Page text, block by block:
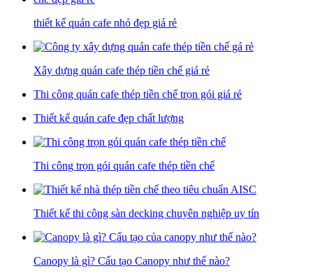
thiết kế quán cafe nhỏ đẹp giá rẻ
Xây dựng quán cafe thép tiền chế giá rẻ
Thi công quán cafe thép tiền chế trọn gói giá rẻ
Thiết kế quán cafe đẹp chất lượng
Thi công trọn gói quán cafe thép tiền chế
Thiết kế thi công sàn decking chuyên nghiệp uy tín
Canopy là gì? Cấu tạo Canopy như thế nào?